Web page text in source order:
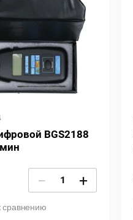
BGS2188
− +
сравнению